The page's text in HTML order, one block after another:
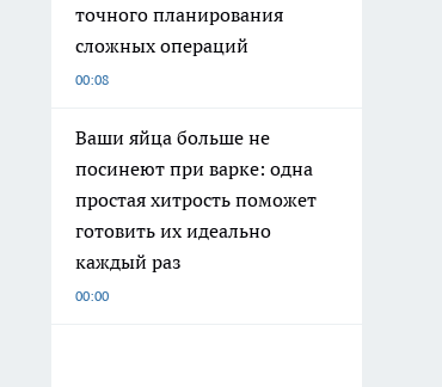
точного планирования
сложных операций
00:08
Ваши яйца больше не
посинеют при варке: одна
простая хитрость поможет
готовить их идеально
каждый раз
00:00